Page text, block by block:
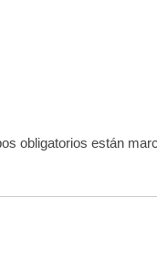
obligatorios están